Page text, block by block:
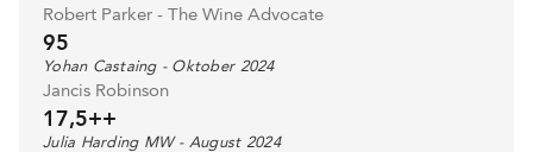
Robert Parker - The Wine Advocate
95
Yohan Castaing - Oktober 2024
Jancis Robinson
17,5++
Julia Harding MW - August 2024